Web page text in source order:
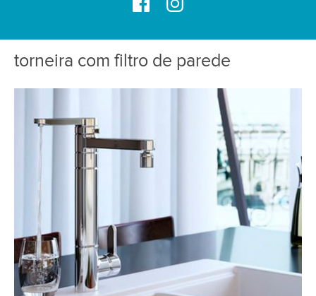
torneira com filtro de parede